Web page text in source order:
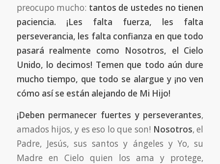
preocupo mucho: tantos de ustedes no tienen
paciencia. ¡Les falta fuerza, les falta
perseverancia, les falta confianza en que todo
pasará realmente como Nosotros, el Cielo
Unido, lo decimos! Temen que todo aún dure
mucho tiempo, que todo se alargue y ¡no ven
cómo así se están alejando de Mi Hijo!
¡Deben permanecer fuertes y perseverantes,
amados hijos, y es eso lo que son! Nosotros, el
Padre, Jesús, sus santos y ángeles y Yo, su
Madre en Cielo quien los ama y protege,